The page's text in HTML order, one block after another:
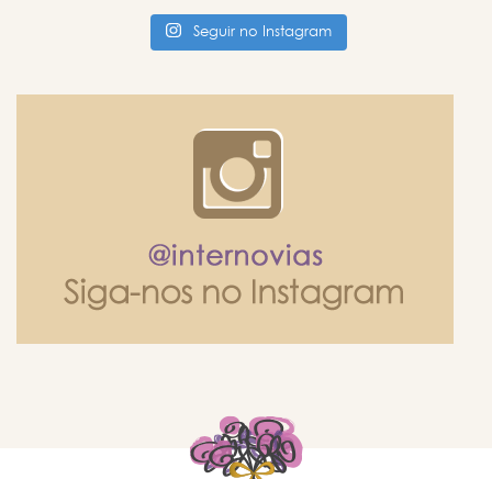
Seguir no Instagram